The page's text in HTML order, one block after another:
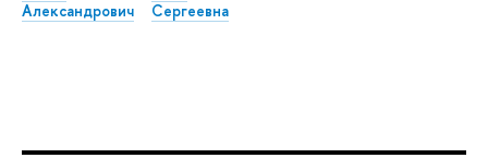
Александрович
Сергеевна